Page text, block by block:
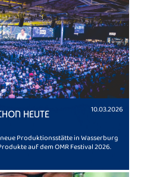
HEUTE
10.03.2026
Produktionsstätte in Wasserburg
auf dem OMR Festival 2026.